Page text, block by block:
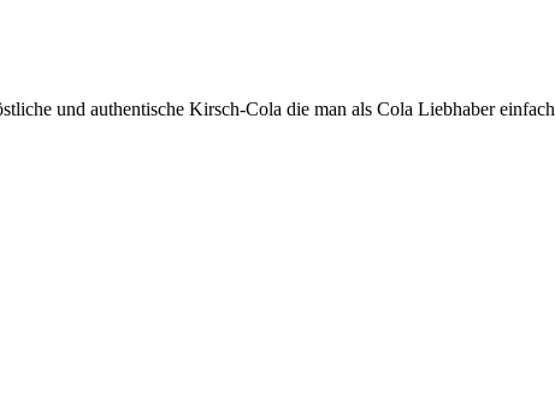
und authentische Kirsch-Cola die man als Cola Liebhaber